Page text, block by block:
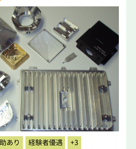
あり 経験者優遇 +3